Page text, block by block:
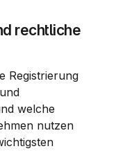
rechtliche
Registrierung
welche
nutzen